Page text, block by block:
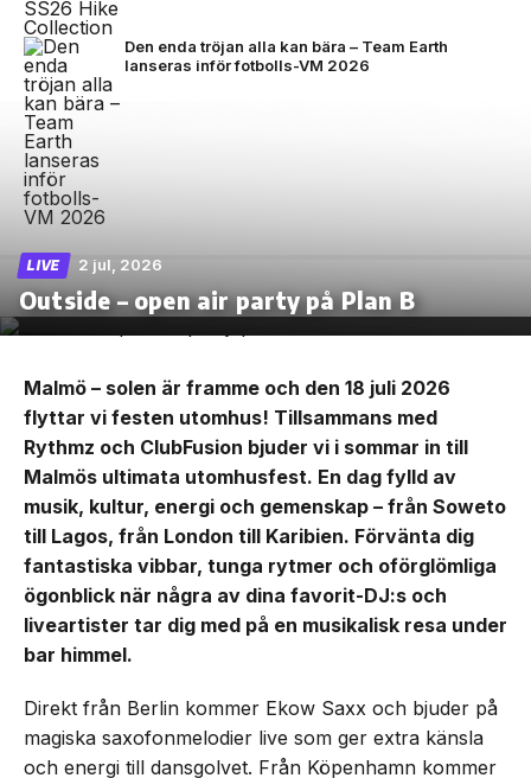
Den enda tröjan alla kan bära – Team Earth
lanseras inför fotbolls-VM 2026
LIVE 2 jul, 2026
Outside – open air party på Plan B
Malmö – solen är framme och den 18 juli 2026
flyttar vi festen utomhus! Tillsammans med
Rythmz och ClubFusion bjuder vi i sommar in till
Malmös ultimata utomhusfest. En dag fylld av
musik, kultur, energi och gemenskap – från Soweto
till Lagos, från London till Karibien. Förvänta dig
fantastiska vibbar, tunga rytmer och oförglömliga
ögonblick när några av dina favorit-DJ:s och
liveartister tar dig med på en musikalisk resa under
bar himmel.
Direkt från Berlin kommer Ekow Saxx och bjuder på
magiska saxofonmelodier live som ger extra känsla
och energi till dansgolvet. Från Köpenhamn kommer